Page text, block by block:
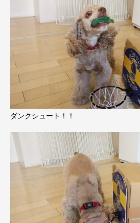
ダンクシュート！！